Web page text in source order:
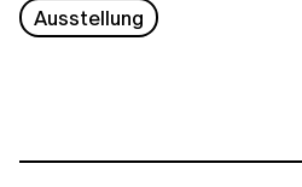
Ausstellung